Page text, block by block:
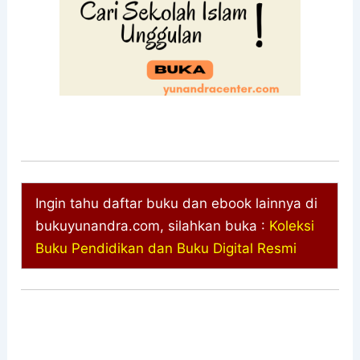
Ingin tahu daftar buku dan ebook lainnya di
bukuyunandra.com, silahkan buka : Koleksi
Buku Pendidikan dan Buku Digital Resmi